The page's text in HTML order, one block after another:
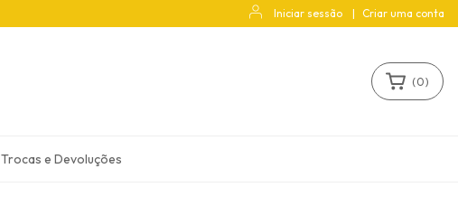
Iniciar sessão | Criar uma conta
(0)
Trocas e Devoluções